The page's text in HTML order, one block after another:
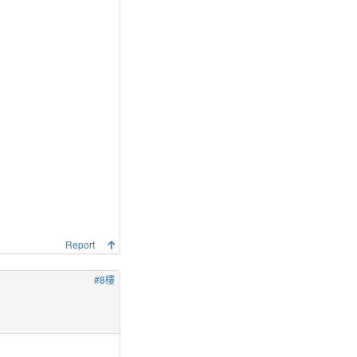
Report
#8樓